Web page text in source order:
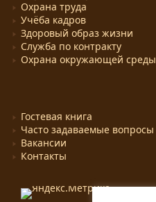
Охрана труда
Учёба кадров
Здоровый образ жизни
Служба по контракту
Охрана окружающей среды
Гостевая книга
Часто задаваемые вопросы
Вакансии
Контакты